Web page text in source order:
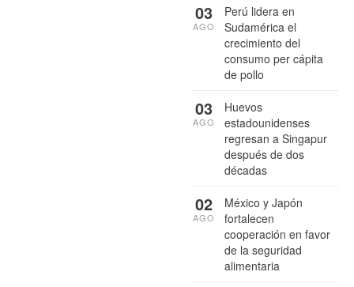
Perú lidera en
Sudamérica el
crecimiento del
consumo per cápita
de pollo
03
AGO
Huevos
estadounidenses
regresan a Singapur
después de dos
décadas
03
AGO
México y Japón
fortalecen
cooperación en favor
de la seguridad
alimentaria
02
AGO